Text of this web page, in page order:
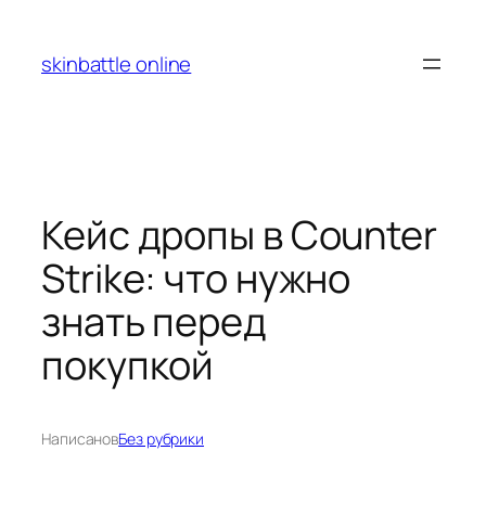
содержимому
skinbattle online
Кейс дропы в Counter
Strike: что нужно
знать перед
покупкой
НаписановБез рубрики